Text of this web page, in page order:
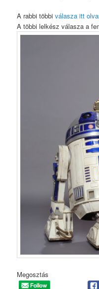
A rabbi többiválasza itt
A többi lelkész válasza a
Megosztás